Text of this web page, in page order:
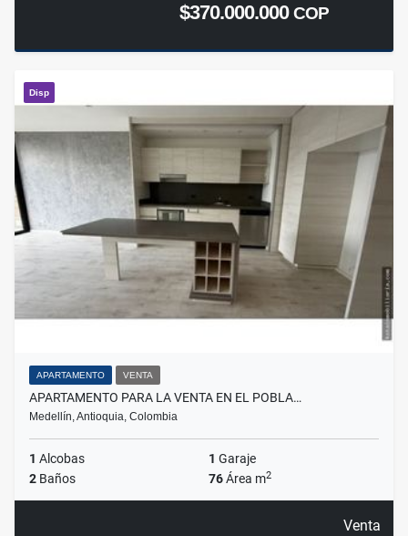
$370.000.000COP
Disp
APARTAMENTO VENTA
APARTAMENTO PARA LA VENTA EN EL POBLA…
Medellín, Antioquia, Colombia
1 Alcobas 1 Garaje
2 Baños 76Área m2
Venta